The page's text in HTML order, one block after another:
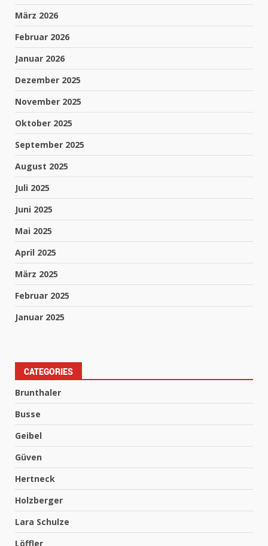
März 2026
Februar 2026
Januar 2026
Dezember 2025
November 2025
Oktober 2025
September 2025
August 2025
Juli 2025
Juni 2025
Mai 2025
April 2025
März 2025
Februar 2025
Januar 2025
CATEGORIES
Brunthaler
Busse
Geibel
Güven
Hertneck
Holzberger
Lara Schulze
Löffler